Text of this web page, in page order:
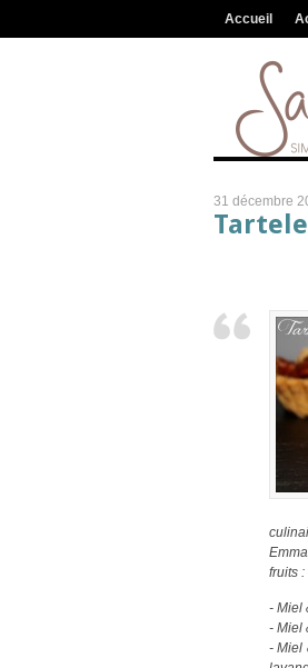
Accueil
31 décembre
fruits :
- Miel
- Miel
- Miel